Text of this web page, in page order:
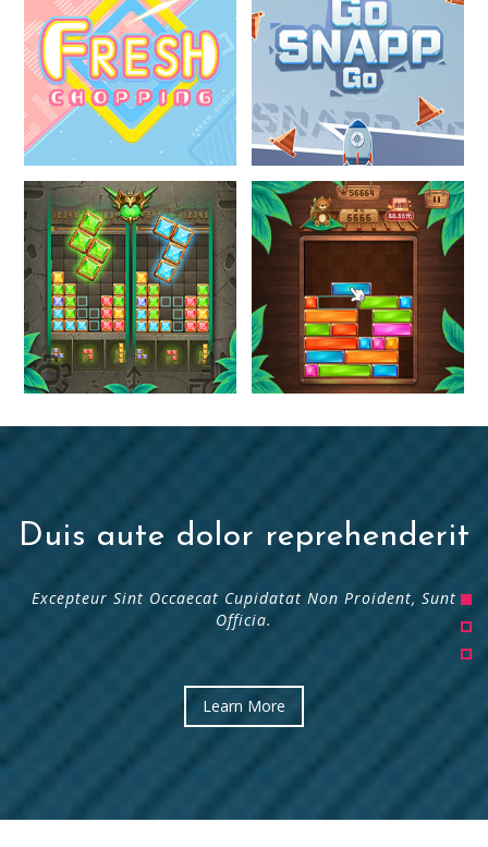
Duis aute dolor reprehenderit
Excepteur Sint Occaecat Cupidatat Non Proident, Sunt
Officia.
Learn More